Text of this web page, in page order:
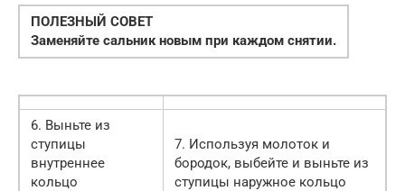
ПОЛЕЗНЫЙ СОВЕТ
Заменяйте сальник новым при каждом снятии.
6. Выньте из
ступицы
внутреннее
кольцо
7. Используя молоток и
бородок, выбейте и выньте из
ступицы наружное кольцо